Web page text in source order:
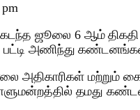
pm
ஜூலை 6 ஆம் திகதி
பட்டி அணிந்து
அதிகாரிகள் மற்றும்
தமது